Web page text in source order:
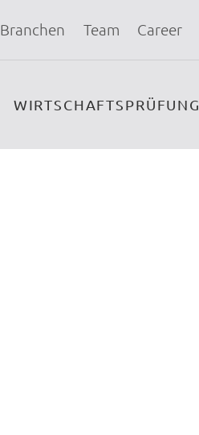
Branchen Team Career
WIRTSCHAFTSPRÜFUNG